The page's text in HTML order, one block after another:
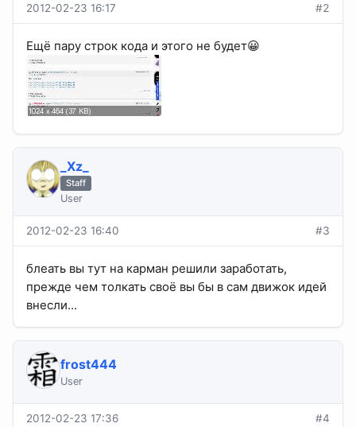
2012-02-23 16:17 #2
Ещё пару строк кода и этого не будет😀
_Xz_
Staff
User
2012-02-23 16:40 #3
блеать вы тут на карман решили заработать,
прежде чем толкать своё вы бы в сам движок идей
внесли...
frost444
User
2012-02-23 17:36 #4